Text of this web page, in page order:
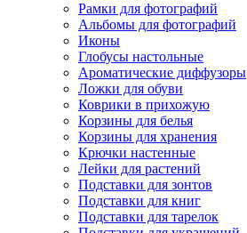
Рамки для фотографий
Альбомы для фотографий
Иконы
Глобусы настольные
Ароматические диффузоры
Ложки для обуви
Коврики в прихожую
Корзины для белья
Корзины для хранения
Крючки настенные
Лейки для растений
Подставки для зонтов
Подставки для книг
Подставки для тарелок